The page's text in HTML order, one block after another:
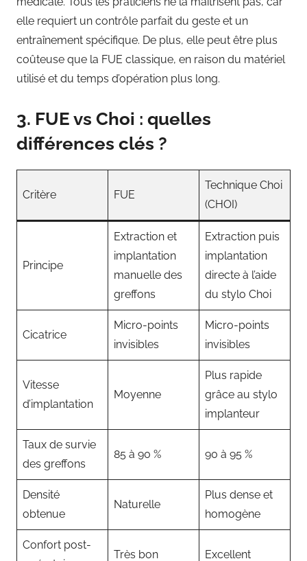
elle requiert un contrôle parfait du geste et un
entraînement spécifique. De plus, elle peut être plus
coûteuse que la FUE classique, en raison du matériel
utilisé et du temps d’opération plus long.
3. FUE vs Choi : quelles
différences clés ?
Critère FUE
Technique Choi
(CHOI)
Principe
Extraction et
implantation
manuelle des
greffons
Extraction puis
implantation
directe à l’aide
du stylo Choi
Cicatrice
Micro-points
invisibles
Micro-points
invisibles
Vitesse
d’implantation
Moyenne
Plus rapide
grâce au stylo
implanteur
Taux de survie
des greffons
85 à 90 % 90 à 95 %
Densité
obtenue
Naturelle
Plus dense et
homogène
Confort post-
Très bon Excellent